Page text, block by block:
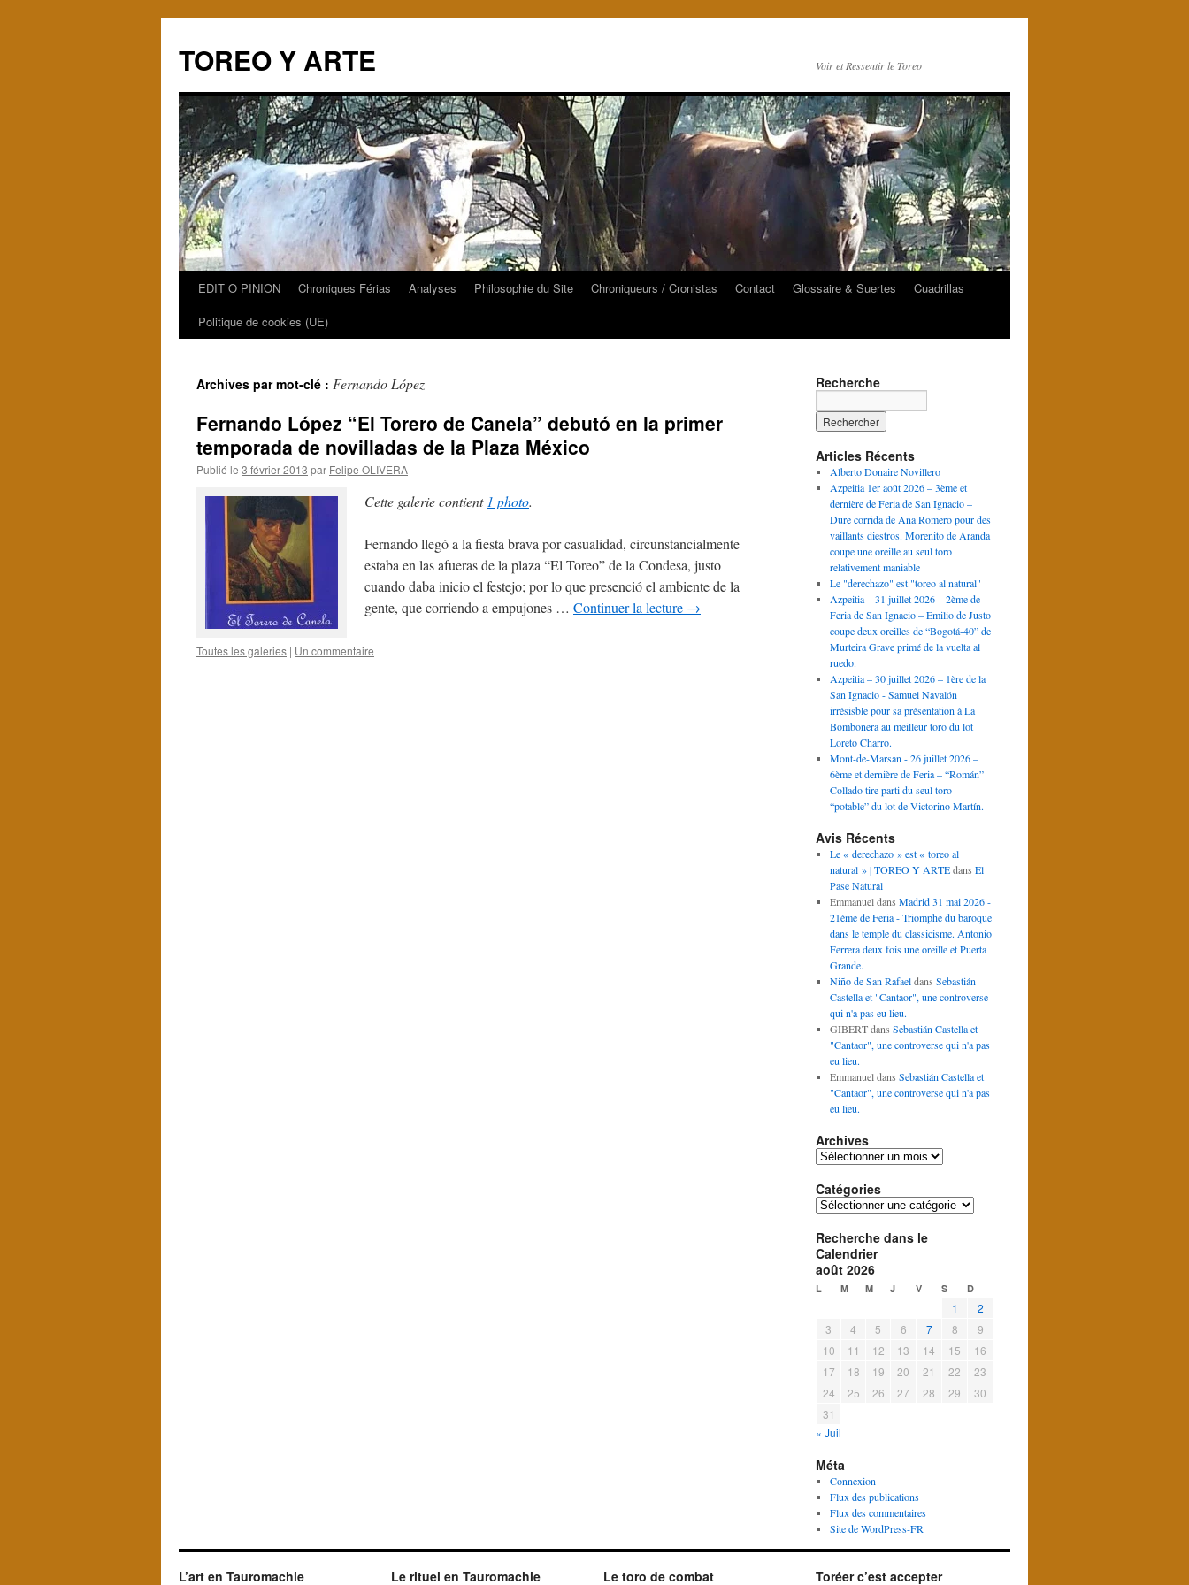
TOREO Y ARTE Voir et Ressentir le Toreo
AllerEDIT O PINION Chroniques Férias Analyses Philosophie du Site Chroniqueurs / Cronistas Contact Glossaire & Suertes
Cuadrillas
Politique de cookies (UE)
Archives par mot-clé : Fernando López
Fernando López “El Torero de Canela” debutó en la primer
temporada de novilladas de la Plaza México
Publié le 3 février 2013 par Felipe OLIVERA
Cette galerie contient 1 photo.
Fernando llegó a la fiesta brava por casualidad, circunstancialmente
estaba en las afueras de la plaza “El Toreo” de la Condesa, justo
cuando daba inicio el festejo; por lo que presenció el ambiente de la
gente, que corriendo a empujones … Continuer la lecture →
Toutes les galeries | Un commentaire
Recherche
Articles Récents
Alberto Donaire Novillero
Azpeitia 1er août 2026 – 3ème et
dernière de Feria de San Ignacio –
Dure corrida de Ana Romero pour des
vaillants diestros. Morenito de Aranda
coupe une oreille au seul toro
relativement maniable
Le "derechazo" est "toreo al natural"
Azpeitia – 31 juillet 2026 – 2ème de
Feria de San Ignacio – Emilio de Justo
coupe deux oreilles de “Bogotá-40” de
Murteira Grave primé de la vuelta al
ruedo.
Azpeitia – 30 juillet 2026 – 1ère de la
San Ignacio - Samuel Navalón
irrésisble pour sa présentation à La
Bombonera au meilleur toro du lot
Loreto Charro.
Mont-de-Marsan - 26 juillet 2026 –
6ème et dernière de Feria – “Román”
Collado tire parti du seul toro
“potable” du lot de Victorino Martín.
Avis Récents
Le « derechazo » est « toreo al
natural » | TOREO Y ARTEdans El
Pase Natural
Emmanueldans Madrid 31 mai 2026 -
21ème de Feria - Triomphe du baroque
dans le temple du classicisme. Antonio
Ferrera deux fois une oreille et Puerta
Grande.
Niño de San Rafaeldans Sebastián
Castella et "Cantaor", une controverse
qui n'a pas eu lieu.
GIBERTdans Sebastián Castella et
"Cantaor", une controverse qui n'a pas
eu lieu.
Emmanueldans Sebastián Castella et
"Cantaor", une controverse qui n'a pas
eu lieu.
Archives
Archives
Catégories
Catégories
Recherche dans le
Calendrier
août 2026
L M M J V S D
1
2
3
4 5 6 7 8
9
10
11 12 13 14 15
16
17
18 19 20 21 22
23
24
25 26 27 28 29
30
31
« Juil
Méta
Connexion
Flux des publications
Flux des commentaires
Site de WordPress-FR
L’art en Tauromachie Le rituel en Tauromachie Le toro de combat
Toréer c’est accepter